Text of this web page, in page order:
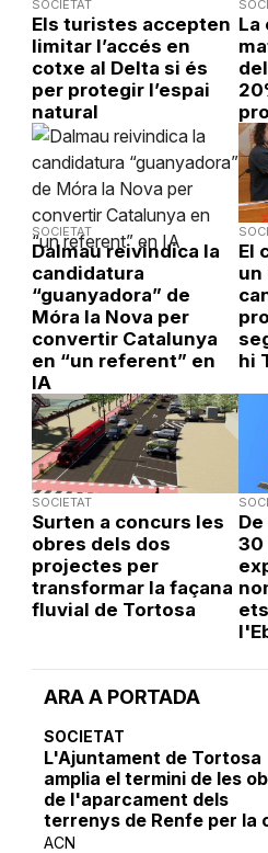
ARA A PORTADA
SOCIETAT
L'Ajuntament de Tortosa
amplia el termini de les
de l'aparcament dels
terrenys de Renfe per la
ACN
SOCIETAT
Els turistes accepten
limitar l’accés en
cotxe al Delta si és
per protegir l’espai
natural
La
SOCIETAT
Dalmau reivindica la
candidatura
“guanyadora” de
Móra la Nova per
convertir Catalunya
en “un referent” en
IA
El
un
hi
SOCIETAT
Surten a concurs les
obres dels dos
projectes per
transformar la façana
fluvial de Tortosa
30